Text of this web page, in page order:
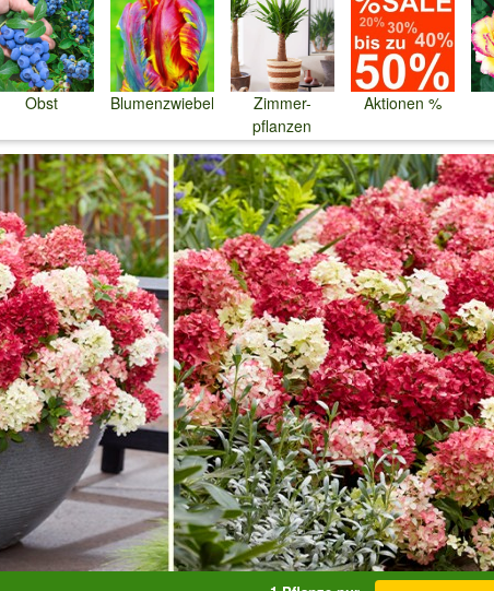
Obst Blumenzwiebeln
↓
Zimmer-
pflanzen
↓
Aktionen %
↓ ↓